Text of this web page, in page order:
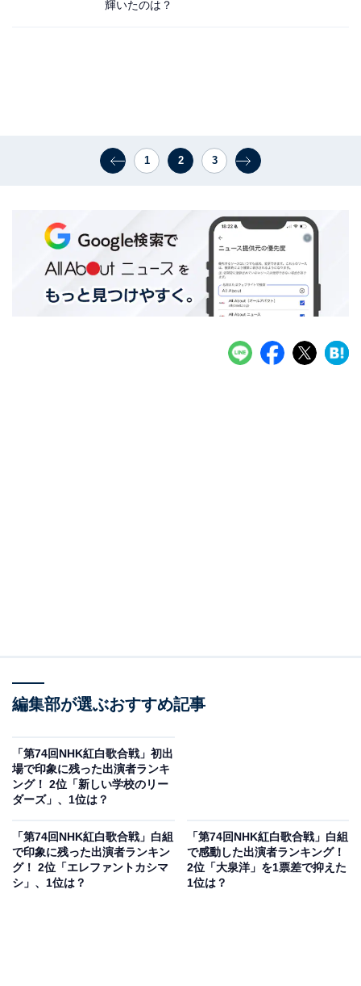
輝いたのは？
1 2 3
編集部が選ぶおすすめ記事
「第74回NHK紅白歌合戦」初出
場で印象に残った出演者ランキ
ング！ 2位「新しい学校のリー
ダーズ」、1位は？
「第74回NHK紅白歌合戦」白組
で印象に残った出演者ランキン
グ！ 2位「エレファントカシマ
シ」、1位は？
「第74回NHK紅白歌合戦」白組
で感動した出演者ランキング！
2位「大泉洋」を1票差で抑えた
1位は？